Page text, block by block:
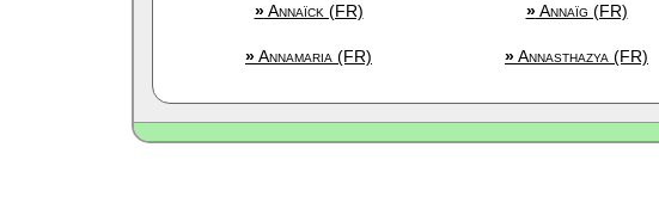
»Annaïck (FR) »Annaïg (FR)
»Annamaria (FR) »Annasthazya (FR)